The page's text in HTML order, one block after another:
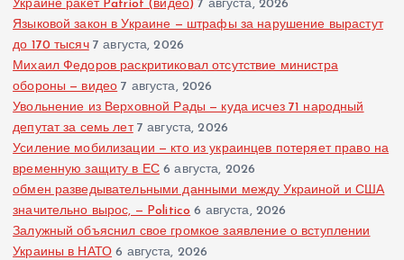
Украине ракет Patriot (видео) 7 августа, 2026
Языковой закон в Украине — штрафы за нарушение вырастут
до 170 тысяч 7 августа, 2026
Михаил Федоров раскритиковал отсутствие министра
обороны — видео 7 августа, 2026
Увольнение из Верховной Рады — куда исчез 71 народный
депутат за семь лет 7 августа, 2026
Усиление мобилизации — кто из украинцев потеряет право на
временную защиту в ЕС 6 августа, 2026
обмен разведывательными данными между Украиной и США
значительно вырос, — Politico 6 августа, 2026
Залужный объяснил свое громкое заявление о вступлении
Украины в НАТО 6 августа, 2026